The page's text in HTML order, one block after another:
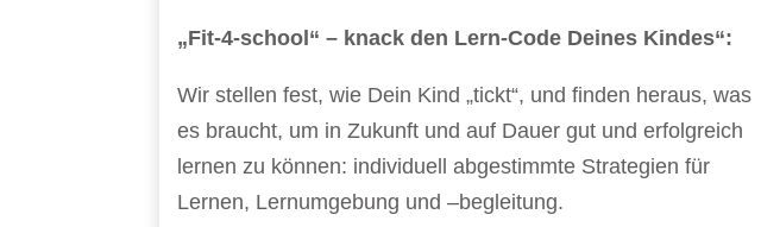
„Fit-4-school“ – knack den Lern-Code Deines Kindes“:
Wir stellen fest, wie Dein Kind „tickt“, und finden heraus, was
es braucht, um in Zukunft und auf Dauer gut und erfolgreich
lernen zu können: individuell abgestimmte Strategien für
Lernen, Lernumgebung und –begleitung.